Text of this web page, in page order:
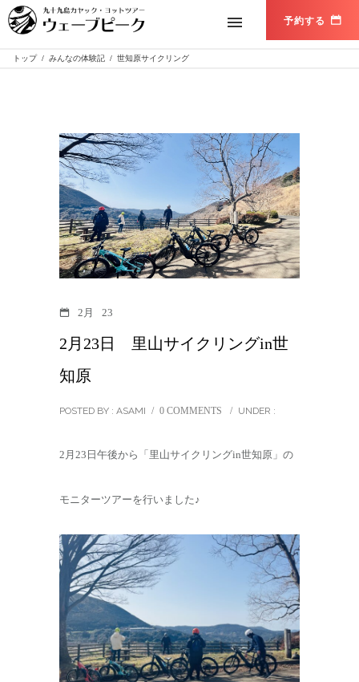
トップ / みんなの体験記 / 世知原サイクリング
2月 23
2月23日 里山サイクリングin世
知原
POSTED BY : ASAMI / 0 COMMENTS / UNDER :
2月23日午後から「里山サイクリングin世知原」の
モニターツアーを行いました♪